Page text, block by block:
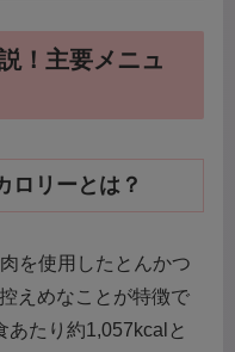
！主要メニュ
ロリーとは？
を使用したとんかつ
えめなことが特徴で
たり約1,057kcalと